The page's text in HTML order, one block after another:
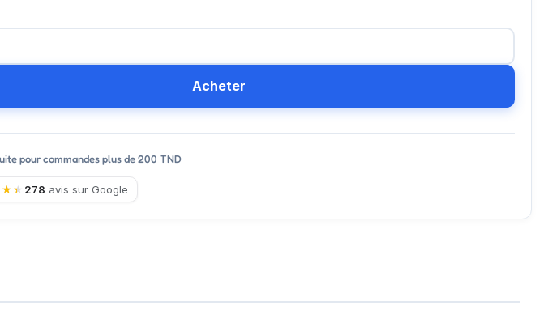
Acheter
pour commandes plus de 200 TND
278 avis sur Google